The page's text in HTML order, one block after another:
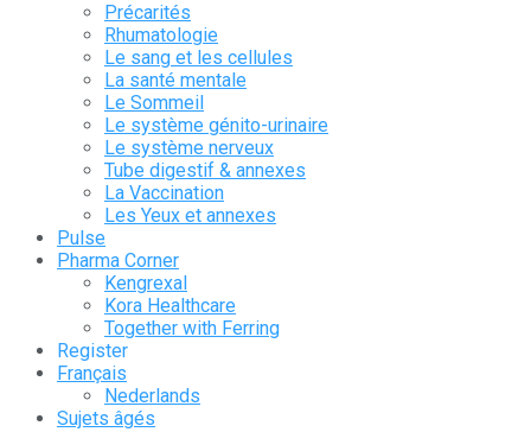
Précarités
Rhumatologie
Le sang et les cellules
La santé mentale
Le Sommeil
Le système génito-urinaire
Le système nerveux
Tube digestif & annexes
La Vaccination
Les Yeux et annexes
Pulse
Pharma Corner
Kengrexal
Kora Healthcare
Together with Ferring
Register
Français
Nederlands
Sujets âgés